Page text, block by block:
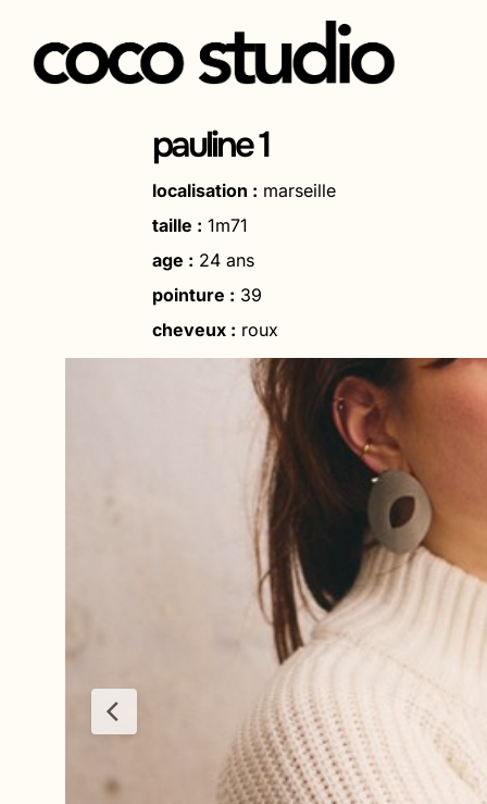
Aller
pauline 1
localisation : marseille
taille : 1m71
age : 24 ans
pointure : 39
cheveux : roux